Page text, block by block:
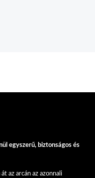
egyszerű, biztonságos és
az arcán az azonnali